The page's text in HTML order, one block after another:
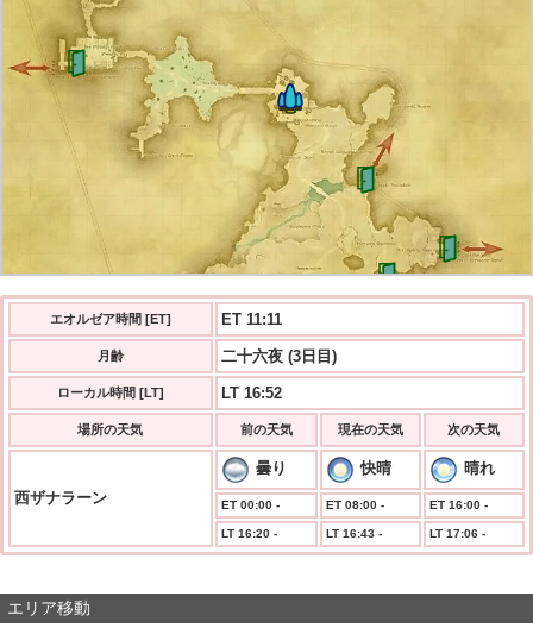
エオルゼア時間 [ET] ET 11:11
月齢 二十六夜 (3日目)
ローカル時間 [LT] LT 16:52
場所の天気 前の天気 現在の天気 次の天気
西ザナラーン
曇り 快晴 晴れ
ET 00:00 - ET 08:00 - ET 16:00 -
LT 16:20 - LT 16:43 - LT 17:06 -
エリア移動